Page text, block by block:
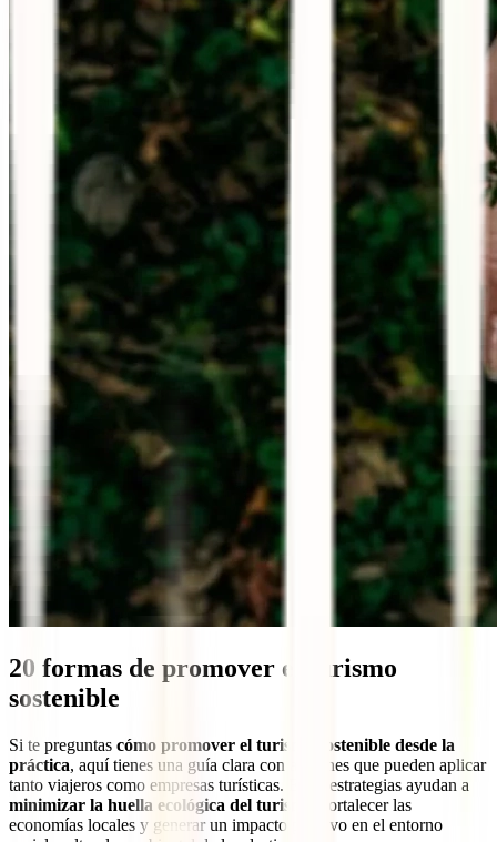
20 formas de promover el turismo
sostenible
Si te preguntas cómo promover el turismo sostenible desde la
práctica, aquí tienes una guía clara con acciones que pueden aplicar
tanto viajeros como empresas turísticas. Estas estrategias ayudan a
minimizar la huella ecológica del turismo
, fortalecer las
economías locales y generar un impacto positivo en el entorno